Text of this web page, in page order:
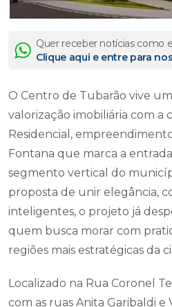
Quer receber notícias como
Clique aqui e entre para
O Centro de Tubarão vive
valorização imobiliária com a
Residencial,
Fontana que marca a
segmento vertical do
proposta de unir elegância,
inteligentes, o projeto já
quem busca morar com
regiões mais estratégicas da
Localizado na Rua Coronel
com as ruas Anita Garibaldi e